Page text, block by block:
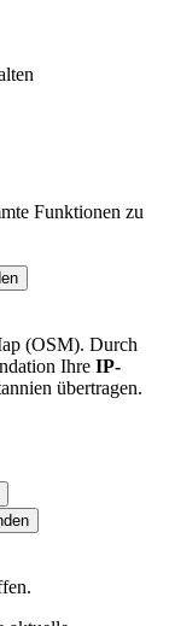
Funktionen zu
(OSM). Durch
Ihre IP-
übertragen.